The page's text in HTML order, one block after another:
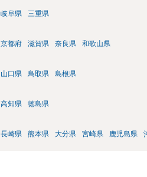
岐阜県 三重県
京都府 滋賀県 奈良県 和歌山県
山口県 鳥取県 島根県
高知県 徳島県
長崎県 熊本県 大分県 宮崎県 鹿児島県